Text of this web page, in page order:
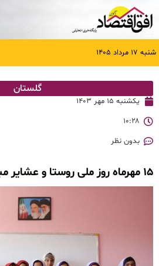
شنبه ۱۷ مرداد ۱۴۰۵
گلستان
یکشنبه ۱۵ مهر ۱۴۰۳
۱۰:۲۸
بدون نظر
۱۵ مهرماه روز ملی روستا و عشایر مبارک